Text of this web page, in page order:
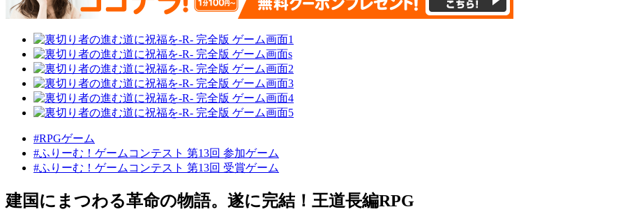
#RPGゲーム
#ふりーむ！ゲームコンテスト 第13回 参加ゲーム
#ふりーむ！ゲームコンテスト 第13回 受賞ゲーム
建国にまつわる革命の物語。遂に完結！王道長編RPG